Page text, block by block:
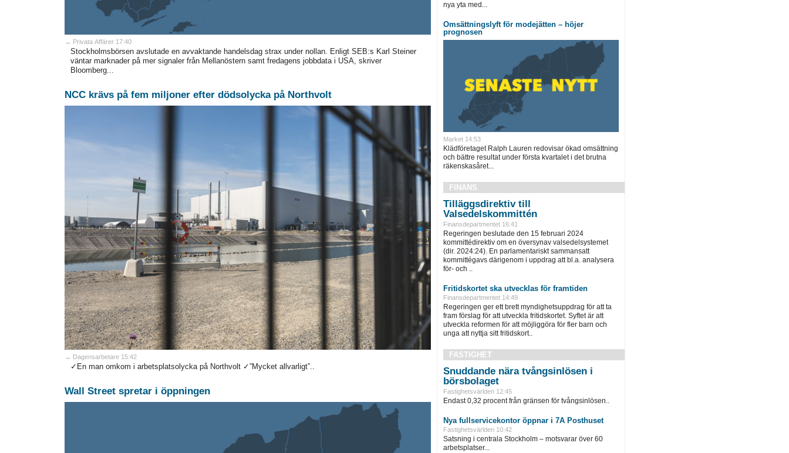
→ Privata Affärer 17:40
Stockholmsbörsen avslutade en avvaktande handelsdag strax under nollan. Enligt SEB:s Karl Steiner
väntar marknader på mer signaler från Mellanöstern samt fredagens jobbdata i USA, skriver
Bloomberg...
NCC krävs på fem miljoner efter dödsolycka på Northvolt
→ Dagensarbetare 15:42
✓En man omkom i arbetsplatsolycka på Northvolt ✓”Mycket allvarligt”..
Wall Street spretar i öppningen
nya yta med...
Omsättningslyft för modejätten – höjer
prognosen
Market 14:53
Klädföretaget Ralph Lauren redovisar ökad omsättning
och bättre resultat under första kvartalet i det brutna
räkenskasåret...
FINANS
Tilläggsdirektiv till
Valsedelskommittén
Finansdepartmentet 16:41
Regeringen beslutade den 15 februari 2024
kommittédirektiv om en översynav valsedelsystemet
(dir. 2024:24). En parlamentariskt sammansatt
kommittégavs därigenom i uppdrag att bl.a. analysera
för- och ..
Fritidskortet ska utvecklas för framtiden
Finansdepartmentet 14:49
Regeringen ger ett brett myndighetsuppdrag för att ta
fram förslag för att utveckla fritidskortet. Syftet är att
utveckla reformen för att möjliggöra för fler barn och
unga att nyttja sitt fritidskort..
FASTIGHET
Snuddande nära tvångsinlösen i
börsbolaget
Fastighetsvärlden 12:45
Endast 0,32 procent från gränsen för tvångsinlösen..
Nya fullservicekontor öppnar i 7A Posthuset
Fastighetsvärlden 10:42
Satsning i centrala Stockholm – motsvarar över 60
arbetsplatser...